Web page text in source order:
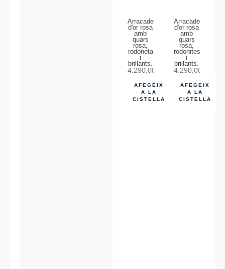
Arracades
d'or rosa
amb
quars
rosa,
rodoneta
i
brillants.
4.290,00
AFEGEIX
A LA
CISTELLA
Arracades
d'or rosa
amb
quars
rosa,
rodonites
i
brillants.
4.290,00
AFEGEIX
A LA
CISTELLA